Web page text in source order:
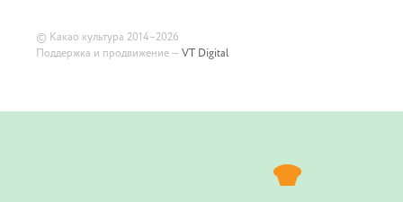
© Какао культура 2014–2026
Поддержка и продвижение — VT Digital